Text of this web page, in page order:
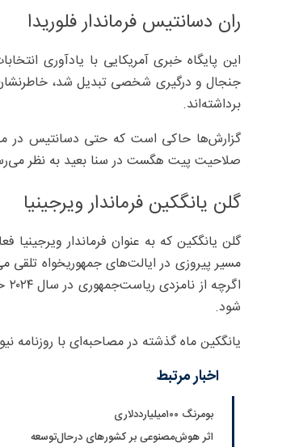
ران دسانتیس فرماندار فلوریدا
جنجال و درگیری شخصی تبدیل شد، خاطرنشان
برداشته‌اند.
گزارش‌ها حاکی است که حتی دسانتیس در
صلاحیت پیت هگست در سنا بعید به نظر
گلن یانگکین فرماندار ویرجینیا
مسیر پیروزی در ایالت‌های جمهوریخواه
شود.
یانگکین ماه گذشته در مصاحبه‌ای با روزنامه
اخبار مرتبط
بومرنگ ۱۰۰میلیارددلاری
اثر هوش‌مصنوعی بر کشورهای درحال‌توسعه